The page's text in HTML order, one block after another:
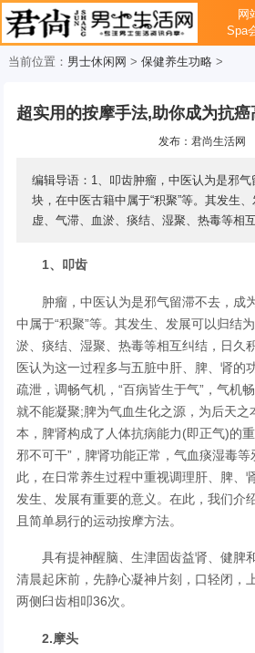
网
Spa
当前位置： 男士休闲网 > 保健养生功略 >
超实用的按摩手法,助你成为抗癌
发布：君尚生活网
编辑导语：1、叩齿肿瘤，中医认为是邪
块，在中医古籍中属于“积聚”等。其发生
虚、气滞、血淤、痰结、湿聚、热毒等相
1、叩齿
肿瘤，中医认为是邪气留滞不去，成
中属于“积聚”等。其发生、发展可以归结
淤、痰结、湿聚、热毒等相互纠结，日久
医认为这一过程多与五脏中肝、脾、肾的
疏泄，调畅气机，“百病皆生于气”，气机
就不能凝聚;脾为气血生化之源，为后天之
本，脾肾构成了人体抗病能力(即正气)的
邪不可干”，脾肾功能正常，气血痰湿毒
此，在日常养生过程中重视调理肝、脾、
发生、发展有重要的意义。在此，我们介
且简单易行的运动按摩方法。
具有提神醒脑、生津固齿益肾、健脾
清晨起床前，先静心凝神片刻，口轻闭，
两侧臼齿相叩36次。
2.摩头